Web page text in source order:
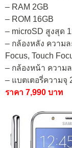
– RAM 2GB
– ROM 16GB
– microSD สูงสุด
– กล้องหลัง ความ
Focus, Touch
– กล้องหน้า ความ
– แบตเตอรี่ความจุ
ราคา 7,990 บาท